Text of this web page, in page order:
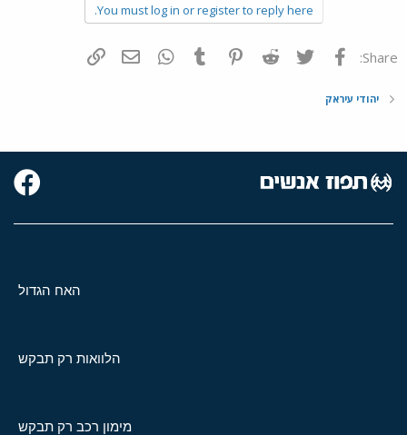
You must log in or register to reply here.
Share: פייסבוק Twitter
Reddit
Pinterest
Tumblr
WhatsAppדואר אלקטרוני
יהודי עיראק
האח הגדול
הלוואות רק תבקש
מימון רכב רק תבקש